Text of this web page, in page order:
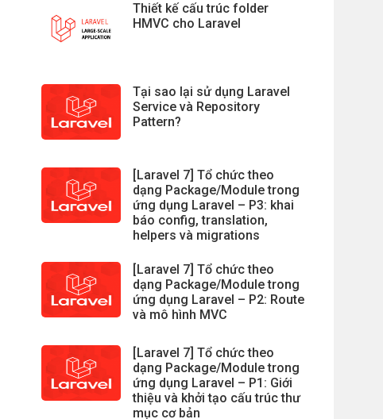
Thiết kế cấu trúc folder
HMVC cho Laravel
Tại sao lại sử dụng Laravel
Service và Repository
Pattern?
[Laravel 7] Tổ chức theo
dạng Package/Module trong
ứng dụng Laravel – P3: khai
báo config, translation,
helpers và migrations
[Laravel 7] Tổ chức theo
dạng Package/Module trong
ứng dụng Laravel – P2: Route
và mô hình MVC
[Laravel 7] Tổ chức theo
dạng Package/Module trong
ứng dụng Laravel – P1: Giới
thiệu và khởi tạo cấu trúc thư
mục cơ bản